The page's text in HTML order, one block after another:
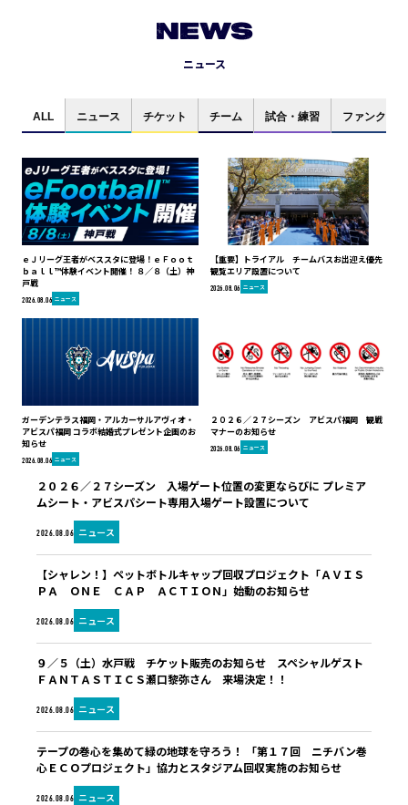
NEWS
ニュース
ALL ニュース チケット チーム 試合・練習 ファンクラブ
ｅＪリーグ王者がベススタに登場！ｅＦｏｏｔ
ｂａｌｌ™体験イベント開催！ ８／８（土）神
戸戦
2026.08.06 ニュース
【重要】トライアル チームバスお出迎え優先
観覧エリア設置について
2026.08.06 ニュース
ガーデンテラス福岡・アルカーサルアヴィオ・
アビスパ福岡 コラボ結婚式プレゼント企画のお
知らせ
2026.08.06 ニュース
２０２６／２７シーズン アビスパ福岡 観戦
マナーのお知らせ
2026.08.06 ニュース
2026.08.06 ニュース
２０２６／２７シーズン 入場ゲート位置の変更ならびに プレミア
ムシート・アビスパシート専用入場ゲート設置について
2026.08.06 ニュース
【シャレン！】ペットボトルキャップ回収プロジェクト「ＡＶＩＳ
ＰＡ ＯＮＥ ＣＡＰ ＡＣＴＩＯＮ」始動のお知らせ
2026.08.06 ニュース
９／５（土）水戸戦 チケット販売のお知らせ スペシャルゲスト
ＦＡＮＴＡＳＴＩＣＳ瀬口黎弥さん 来場決定！！
2026.08.06 ニュース
テープの巻心を集めて緑の地球を守ろう！ 「第１７回 ニチバン巻
心ＥＣＯプロジェクト」協力とスタジアム回収実施のお知らせ